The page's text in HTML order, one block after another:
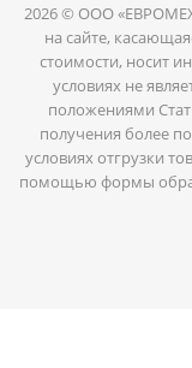
2026 © ООО
на сайте,
стоимости, носит
условиях не
положениями
получения более
условиях отгрузки
помощью формы